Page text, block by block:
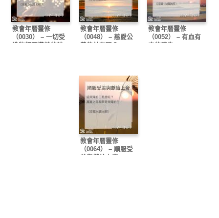
教會年曆靈修
（0030） – 一切受
造物都要讚美的神
教會年曆靈修
（0048） – 慈愛公
義能並存嗎？
教會年曆靈修
（0052） – 有血有
肉的禱告
教會年曆靈修
（0064） – 順服受
差與獻給上帝